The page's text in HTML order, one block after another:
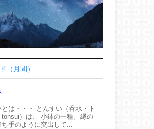
（月間）
とは・・・ とんすい（呑水・ト
tonsui）は、 小鉢の一種。縁の
手のように突出して...